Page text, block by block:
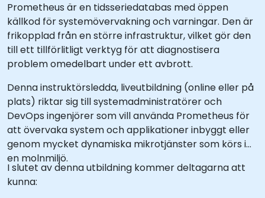
Prometheus är en tidsseriedatabas med öppen
källkod för systemövervakning och varningar. Den är
frikopplad från en större infrastruktur, vilket gör den
till ett tillförlitligt verktyg för att diagnostisera
problem omedelbart under ett avbrott.
Denna instruktörsledda, liveutbildning (online eller på
plats) riktar sig till systemadministratörer och
DevOps ingenjörer som vill använda Prometheus för
att övervaka system och applikationer inbyggt eller
genom mycket dynamiska mikrotjänster som körs i
en molnmiljö.
I slutet av denna utbildning kommer deltagarna att
kunna: